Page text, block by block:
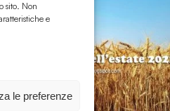
sito. Non
e
le preferenze